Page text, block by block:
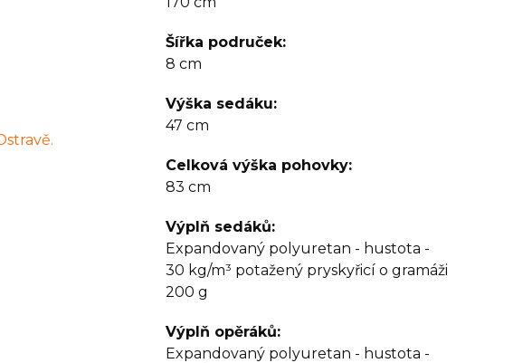
Šířka područek
8 cm
Výška sedáku
47 cm
Celková výška pohovky
83 cm
Výplň sedáků
Expandovaný polyuretan - hustota -
30 kg/m³ potažený pryskyřicí o gramáži
200 g
Výplň opěráků
Expandovaný polyuretan - hustota -